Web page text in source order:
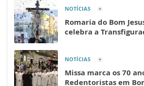
NOTÍCIAS
Romaria do Bom
celebra a
NOTÍCIAS
Missa marca os 70
Redentoristas em